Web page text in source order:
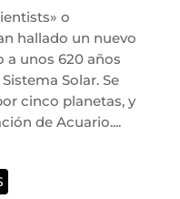
o
hallado un nuevo
a unos 620 años
Solar. Se
cinco planetas, y
de Acuario....